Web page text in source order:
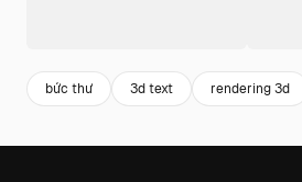
bức thư 3d text rendering 3d